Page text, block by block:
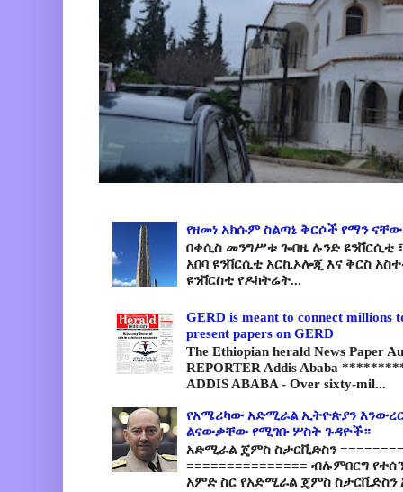
የዘመነ አክሱም ስልጣኔ ቅርሶች የማን
በቀሲስ መንግሥቱ ጐበዜ ሉንድ ዩንቨርሲቲ
አበባ ዩንቨርሲቲ አርኪኦሎጂ እና ቅርስ
ዩንቨርስቲ የዶክትሬት...
GERD is meant to connect millions
present papers on GERD
The Ethiopian herald News Paper
REPORTER Addis Ababa
ADDIS ABABA - Over sixty-mil...
የአሜሪካው አድሚራል ኢትዮጵያን
ልናውቃቸው የሚገቡ ሦስት ጉዳዮች።
አድሚራል ጄምስ ስታርቪድስን
=============== ብሉምበርግ
አምድ ስር የአድሚራል ጄምስ ስታርቪድስን